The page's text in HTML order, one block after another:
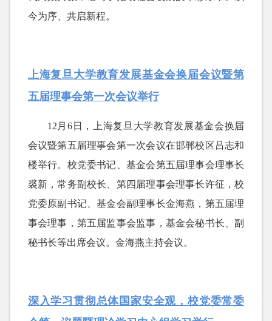
今为序、共启新程。
上海复旦大学教育发展基金会换届会议暨第
五届理事会第一次会议举行
12月6日，上海复旦大学教育发展基金会换届
会议暨第五届理事会第一次会议在邯郸校区吕志和
楼举行。校党委书记、基金会第五届理事会理事长
裘新，常务副校长、第四届理事会理事长许征，校
党委原副书记、基金会副理事长金海燕，第五届理
事会理事，第五届监事会监事，基金会秘书长、副
秘书长等出席会议。金海燕主持会议。
深入学习贯彻总体国家安全观，校党委常委